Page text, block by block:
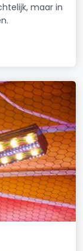
maar in